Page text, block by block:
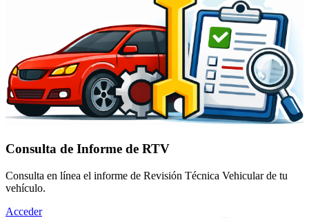
Consulta de Informe de RTV
Consulta en línea el informe de Revisión Técnica Vehicular de tu
vehículo.
Acceder